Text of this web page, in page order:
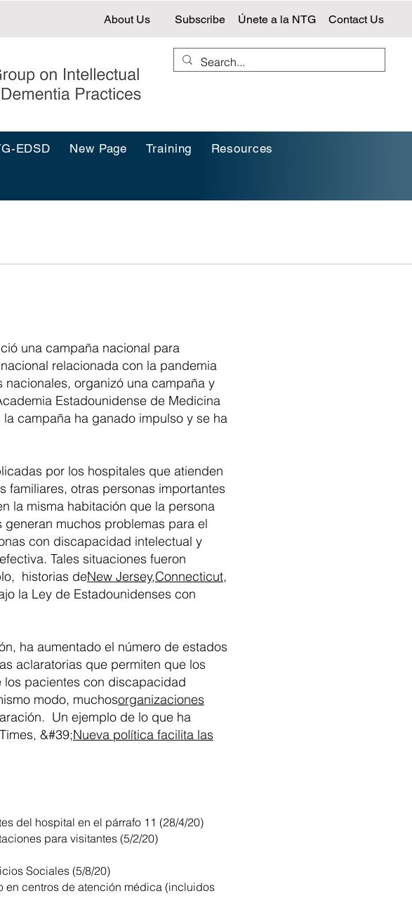
About Us Subscribe Únete a la NTG Contact Us
EDSD New Page Training Resources
una campaña nacional para
relacionada con la pandemia
organizó una campaña y
Estadounidense de Medicina
campaña ha ganado impulso y se ha
por los hospitales que atienden
familiares, otras personas importantes
la misma habitación que la persona
muchos problemas para el
con discapacidad intelectual y
Tales situaciones fueron
historias deNew Jersey,Connecticut,
la Ley de Estadounidenses con
ha aumentado el número de estados
aclaratorias que permiten que los
los pacientes con discapacidad
modo, muchosorganizaciones
Un ejemplo de lo que ha
&#39;Nueva política facilita las
del hospital en el párrafo 11 (28/4/20)
para visitantes (5/2/20)
Sociales (5/8/20)
centros de atención médica (incluidos